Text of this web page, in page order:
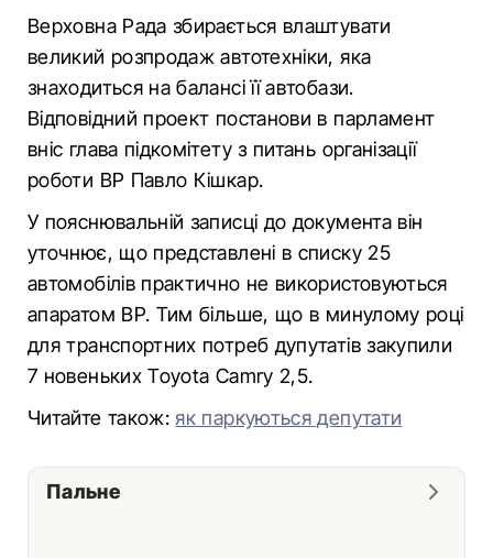
Верховна Рада збирається влаштувати
великий розпродаж автотехніки, яка
знаходиться на балансі її автобази.
Відповідний проект постанови в парламент
вніс глава підкомітету з питань організації
роботи ВР Павло Кішкар.
У пояснювальній записці до документа він
уточнює, що представлені в списку 25
автомобілів практично не використовуються
апаратом ВР. Тим більше, що в минулому році
для транспортних потреб дупутатів закупили
7 новеньких Toyota Camry 2,5.
Читайте також: як паркуються депутати
Пальне